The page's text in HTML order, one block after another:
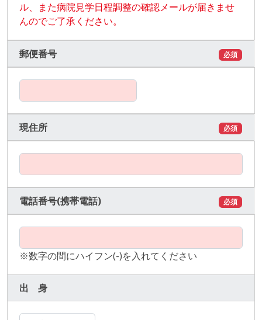
ル、また病院見学日程調整の確認メールが届きませ
んのでご了承ください。
郵便番号 必須
現住所 必須
電話番号(携帯電話) 必須
※数字の間にハイフン(-)を入れてください
出 身